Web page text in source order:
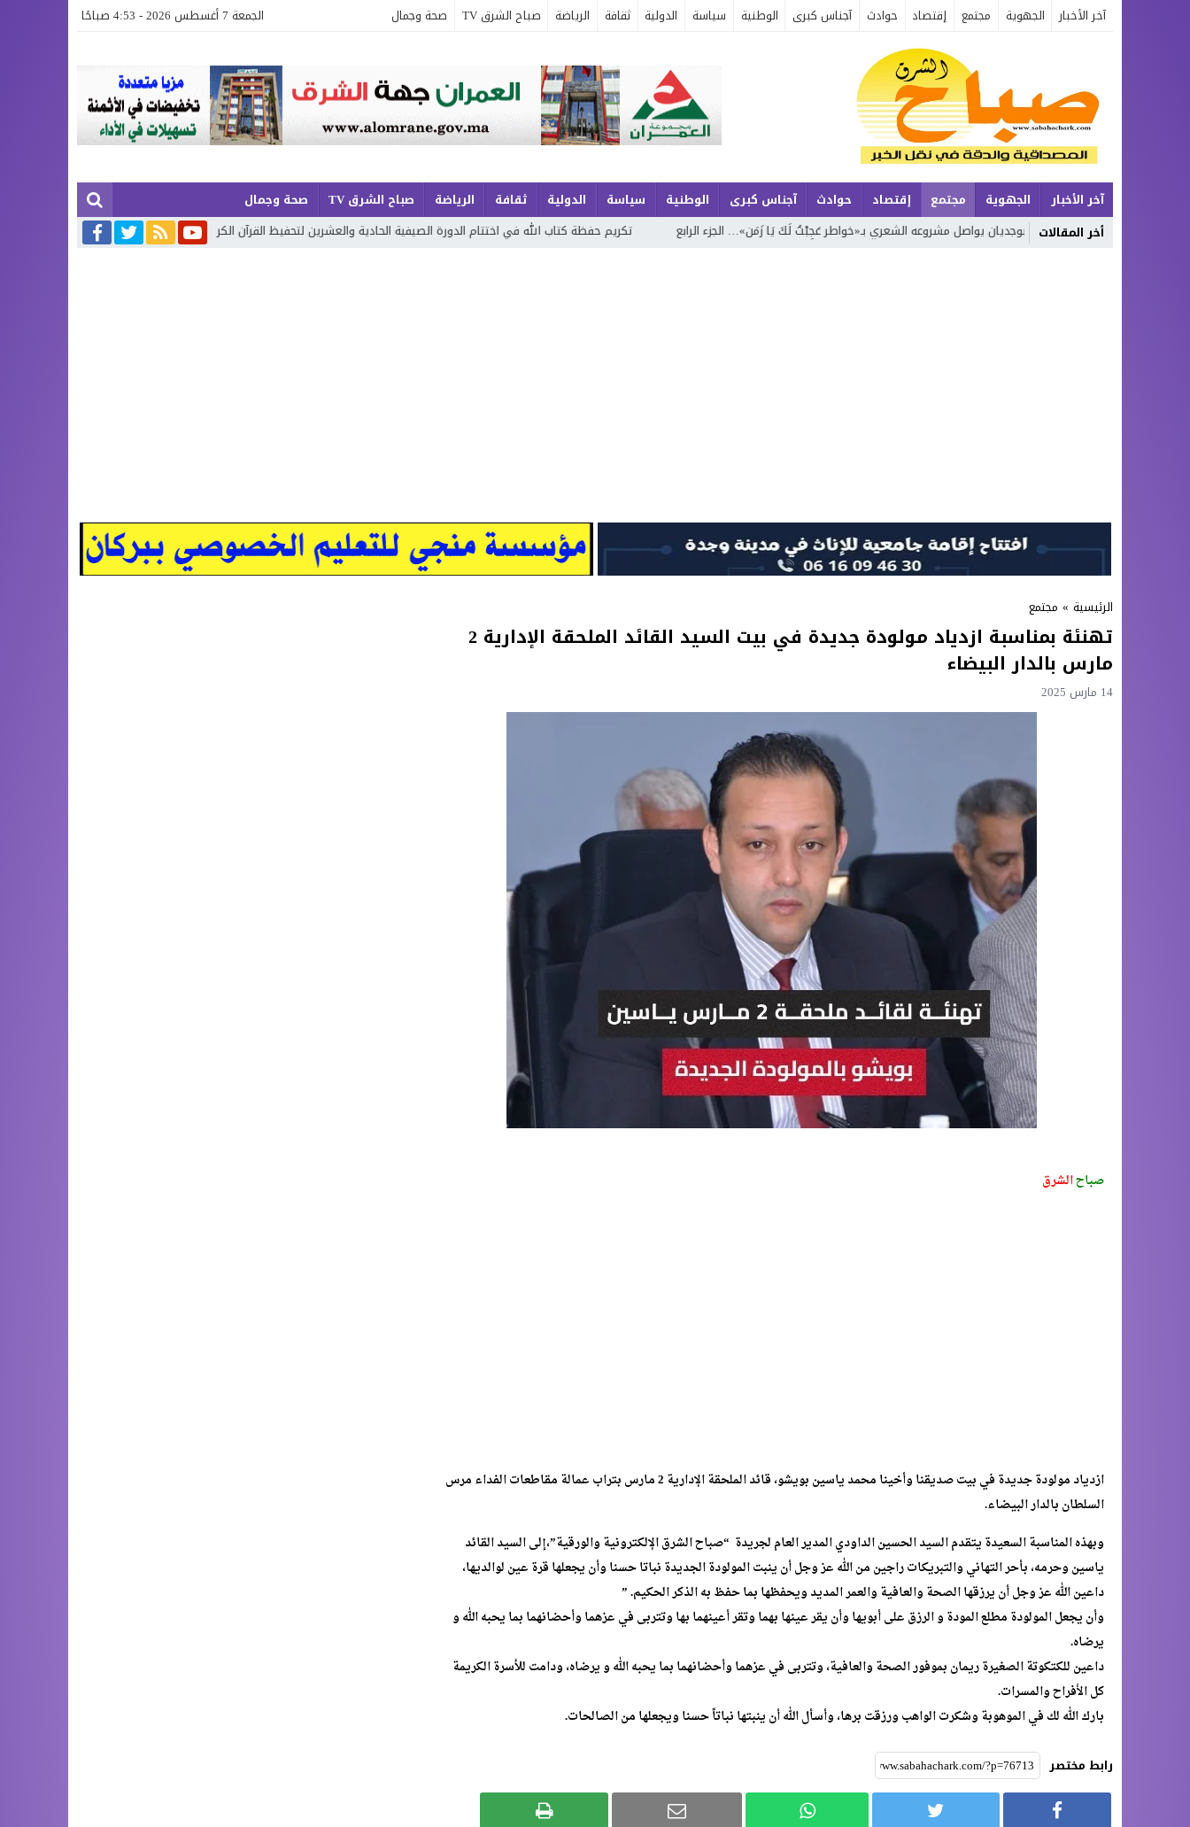
آخر الأخبار الجهوية مجتمع إقتصاد حوادث آجناس كبرى الوطنية سياسة الدولية ثقافة الرياضة صباح الشرق TV صحة وجمال الجمعة 7 أغسطس 2026 - 4:53 صباحًا
آخر الأخبار الجهوية مجتمع إقتصاد حوادث آجناس كبرى الوطنية سياسة الدولية ثقافة الرياضة صباح الشرق TV
صحة وجمال
أخر المقالات
محمد بوجديان يواصل مشروعه الشعري بـ«خواطر عَجِبْتُ لَكَ يَا زَمَن»… الجزء الرابع تكريم حفظة كتاب الله في اختتام الدورة الصيفية الحادية والعشرين لتحفيظ القرآن الكريم بإقليم بركان إطلاق حصة إضافية من الدعم
الرئيسية » مجتمع
تهنئة بمناسبة ازدياد مولودة جديدة في بيت السيد القائد الملحقة الإدارية 2
مارس بالدار البيضاء
14 مارس 2025
صباحالشرق
ازدياد مولودة جديدة في بيت صديقنا وأخينا محمد ياسين بويشو، قائد الملحقة الإدارية 2 مارس بتراب عمالة مقاطعات الفداء مرس
السلطان بالدار البيضاء.
وبهذه المناسبة السعيدة يتقدم السيد الحسين الداودي المدير العام لجريدة “صباح الشرق الإلكترونية والورقية”،إلى السيد القائد
ياسين وحرمه، بأحر التهاني والتبريكات راجين من الله عز وجل أن ينبت المولودة الجديدة نباتا حسنا وأن يجعلها قرة عين لوالديها،
داعين الله عز وجل أن يرزقها الصحة والعافية والعمر المديد ويحفظها بما حفظ به الذكر الحكيم. ”
وأن يجعل المولودة مطلع المودة و الرزق على أبويها وأن يقر عينها بهما وتقر أعينهما بها وتتربى في عزهما وأحضانهما بما يحبه الله و
يرضاه.
داعين للكتكوتة الصغيرة ريمان بموفور الصحة والعافية، وتتربى في عزهما وأحضانهما بما يحبه الله و يرضاه، ودامت للأسرة الكريمة
كل الأفراح والمسرات.
بارك الله لك في الموهوبة وشكرت الواهب ورزقت برها، وأسأل الله أن ينبتها نباتاً حسنا ويجعلها من الصالحات.
رابط مختصر